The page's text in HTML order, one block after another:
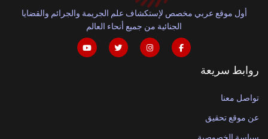
أول موقع عربي مخصص لإستكشاف علم الجريمة والجرائم والقضايا
الجنائية من جميع أنحاء العالم
روابط سريعة
تواصل معنا
عن موقع تحقيق